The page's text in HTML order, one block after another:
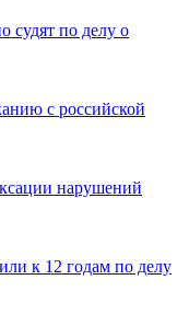
судят по делу о
с российской
нарушений
к 12 годам по делу